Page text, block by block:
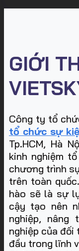
GIỚI
Công ty tổ
tổ chức sự
Tp.HCM, Hà
kinh nghiệm
chương trình
trên toàn quốc.
hào sẽ là sự
cậy tạo nên
nghiệp, nâng
nghiệp của đối
đầu trong lĩnh